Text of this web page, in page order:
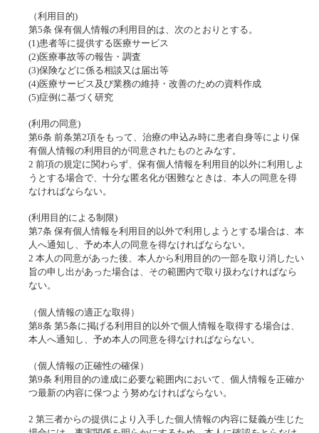
（利用目的)
第5条 保有個人情報の利用目的は、次のとおりとする。
(1)患者等に提供する医療サービス
(2)医療事故等の報告・調査
(3)保険などに係る相談又は届出等
(4)医療サービス及び業務の維持・改善のための資料作成
(5)症例に基づく研究
(利用の同意)
第6条 前条第2項をもって、治療の申込み時に患者自身等により保
有個人情報の利用目的が同意されたものとみなす。
2 前項の規定に関わらず、保有個人情報を利用目的以外に利用しよ
うとする場合で、十分な匿名化が困難なときは、本人の同意を得
なければならない。
(利用目的による制限)
第7条 保有個人情報を利用目的以外で利用しようとする場合は、本
人へ通知し、予め本人の同意を得なければならない。
2 本人の同意があった後、本人から利用目的の一部を取り消したい
旨の申し出があった場合は、その範囲内で取り扱わなければなら
ない。
（個人情報の適正な取得）
第8条 第5条に掲げる利用目的以外で個人情報を取得する場合は、
本人へ通知し、予め本人の同意を得なければならない。
（個人情報の正確性の確保）
第9条 利用目的の達成に必要な範囲内において、個人情報を正確か
つ最新の内容に保つよう努めなければならない。
2 第三者からの提供により入手した個人情報の内容に疑義が生じた